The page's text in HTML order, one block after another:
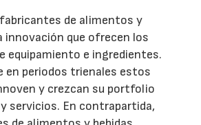
de alimentos y
innovación que ofrecen los
equipamiento e ingredientes.
en periodos trienales estos
y crezcan su portfolio
servicios. En contrapartida,